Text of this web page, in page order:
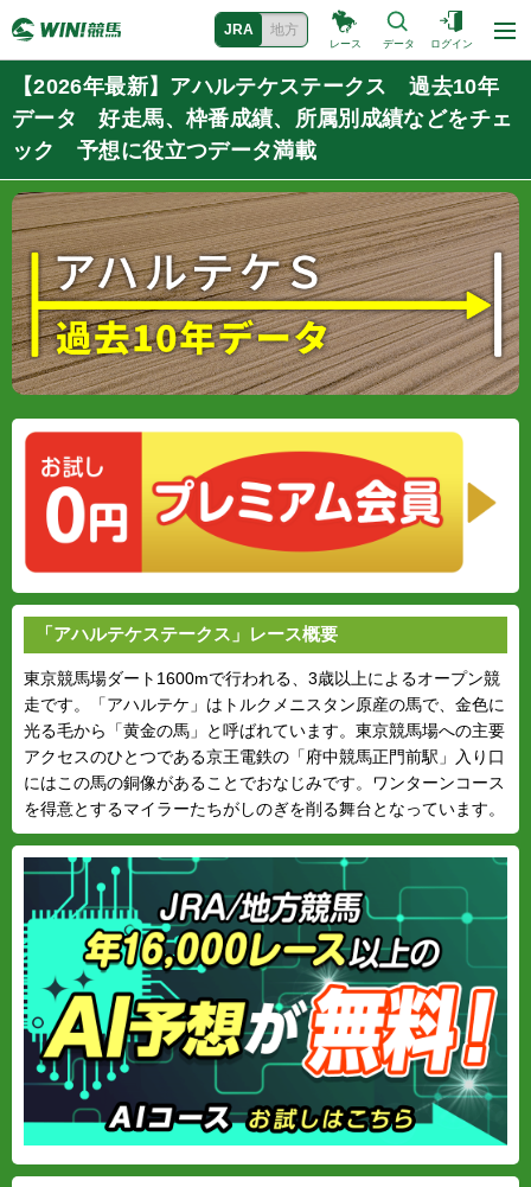
JRA 地方
レース データ ログイン
【2026年最新】アハルテケステークス 過去10年
データ 好走馬、枠番成績、所属別成績などをチェ
ック 予想に役立つデータ満載
「アハルテケステークス」レース概要
東京競馬場ダート1600mで行われる、3歳以上によるオープン競
走です。「アハルテケ」はトルクメニスタン原産の馬で、金色に
光る毛から「黄金の馬」と呼ばれています。東京競馬場への主要
アクセスのひとつである京王電鉄の「府中競馬正門前駅」入り口
にはこの馬の銅像があることでおなじみです。ワンターンコース
を得意とするマイラーたちがしのぎを削る舞台となっています。